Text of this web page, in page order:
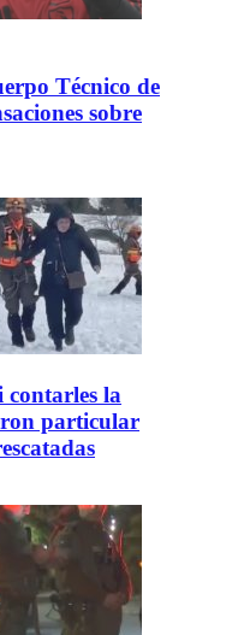
Técnico de
sobre
contarles la
particular